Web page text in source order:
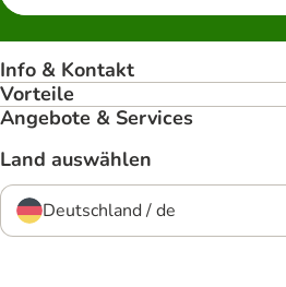
Info & Kontakt
Vorteile
Angebote & Services
Land auswählen
Deutschland / de